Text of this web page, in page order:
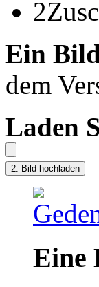
2
Ein
dem
Laden
Eine